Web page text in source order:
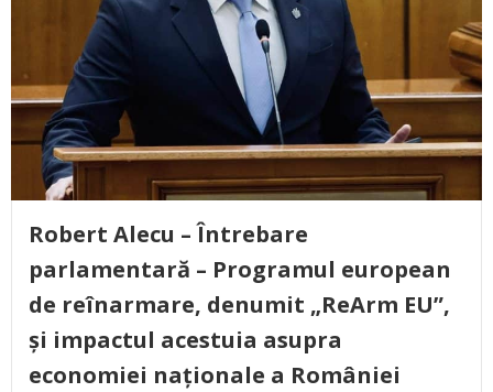
Robert Alecu – Întrebare
parlamentară – Programul european
de reînarmare, denumit „ReArm EU”,
și impactul acestuia asupra
economiei naționale a României